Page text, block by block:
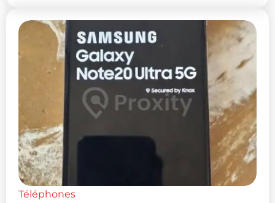
Téléphones